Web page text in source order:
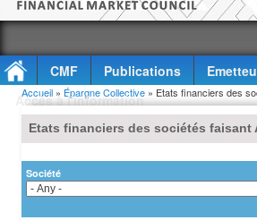
CMF Publications
Accès à l'information
Vous êtes ici
Accueil » Épargne Collective » Etats financiers des
Etats financiers des sociétés faisant
Société